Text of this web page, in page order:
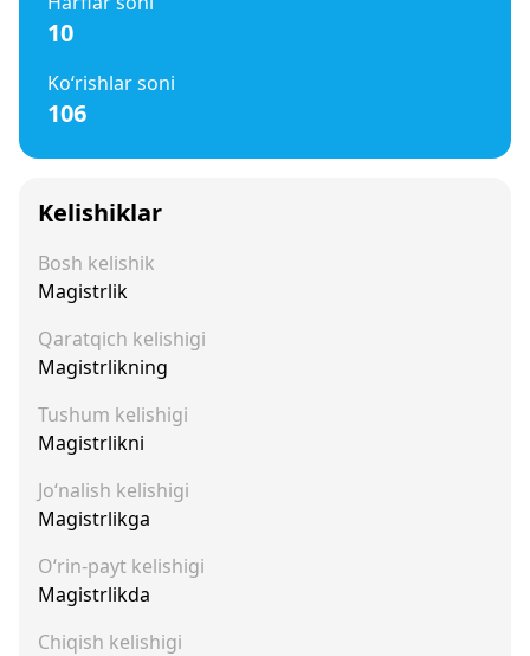
10
Ko‘rishlar soni
106
Kelishiklar
Bosh kelishik
Magistrlik
Qaratqich kelishigi
Magistrlikning
Tushum kelishigi
Magistrlikni
Jo‘nalish kelishigi
Magistrlikga
O‘rin-payt kelishigi
Magistrlikda
Chiqish kelishigi